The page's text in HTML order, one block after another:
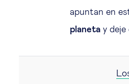
apuntan en
planeta y